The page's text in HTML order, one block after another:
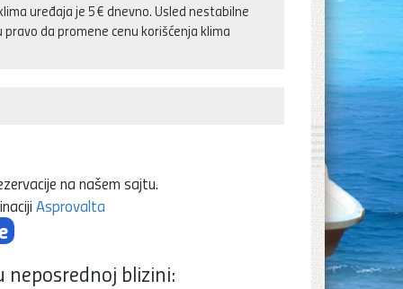
uređaja je 5€ dnevno. Usled nestabilne
da promene cenu korišćenja klima
na našem sajtu.
Asprovalta
neposrednoj blizini: